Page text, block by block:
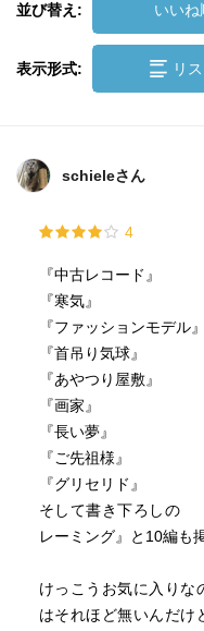
並び替え: いいね
表示形式: リ
schieleさん
4
『中古レコード』
『寒気』
『ファッションモデル』
『首吊り気球』
『あやつり屋敷』
『画家』
『長い夢』
『ご先祖様』
『グリセリド』
そして書き下ろしの
レーミング』と10編も
けっこうお気に入りな
はそれほど無いんだけ